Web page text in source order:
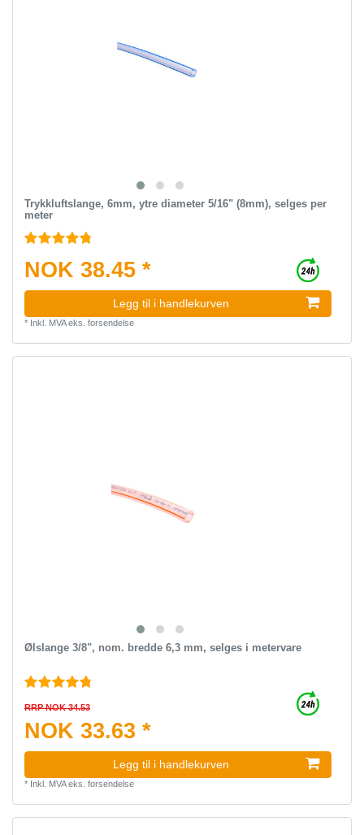
Trykkluftslange, 6mm, ytre diameter 5/16" (8mm), selges per
meter
NOK 38.45 *
Legg til i handlekurven
* Inkl. MVAeks. forsendelse
Ølslange 3/8", nom. bredde 6,3 mm, selges i metervare
RRP NOK 34.53
NOK 33.63 *
Legg til i handlekurven
* Inkl. MVAeks. forsendelse